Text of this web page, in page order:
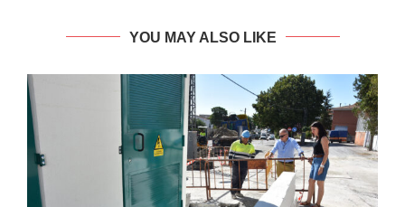
YOU MAY ALSO LIKE